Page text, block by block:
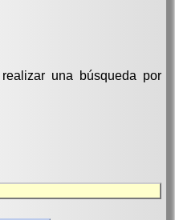
una búsqueda por